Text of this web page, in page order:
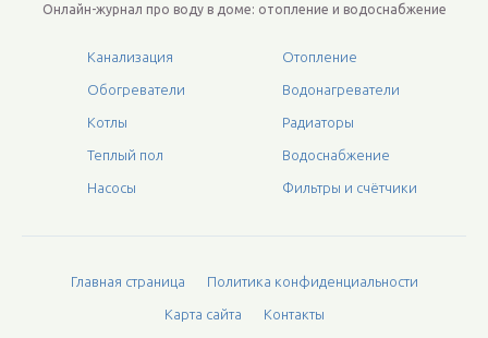
Онлайн-журнал про воду в доме: отопление и водоснабжение
Канализация Отопление
Обогреватели Водонагреватели
Котлы Радиаторы
Теплый пол Водоснабжение
Насосы Фильтры и счётчики
Главная страница Политика конфиденциальности
Карта сайта Контакты